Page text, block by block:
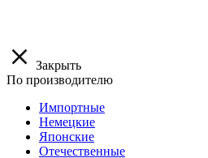
Закрыть
По производителю
Импортные
Немецкие
Японские
Отечественные